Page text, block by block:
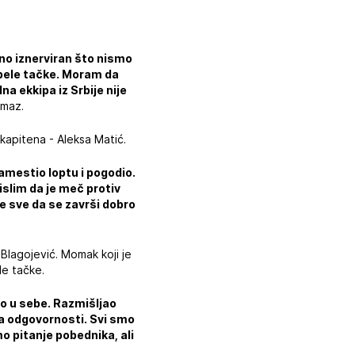
iznerviran što nismo
tačke. Moram da
ekkipa iz Srbije nije
- Aleksa Matić.
loptu i pogodio.
da je meč protiv
sve da se završi dobro
Momak koji je
tačke.
u sebe. Razmišljao
odgovornosti. Svi smo
pitanje pobednika, ali